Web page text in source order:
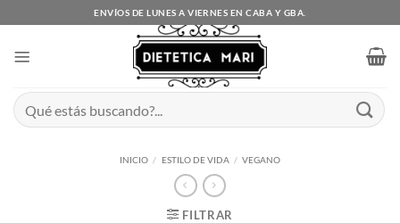
al
ENVÍOS DE LUNES A VIERNES EN CABA Y GBA.
Buscar
por:
INICIO / ESTILO DE VIDA / VEGANO
FILTRAR